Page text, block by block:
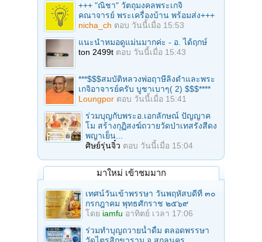
+++ "ณิชา" วัตถุมงคลพระเกจิ
คณาจารย์ พระเครื่องบ้าน พร้อมส่ง+++
nicha_ch ตอบ วันนี้เมื่อ 15:53
แนะนำหมอดูแม่นมากค่ะ - อ. ได้ฤกษ์
ton 2499t ตอบ วันนี้เมื่อ 15:43
***$$$สมบัติหลวงพ่อฤาษีลิงดำและพระ
เกจิอาจารย์ครับ บูชาเบาๆ( 2) $$$****
Loungpor ตอบ วันนี้เมื่อ 15:41
ร่วมบุญกับพระอ.เอกลักษณ์ ปัญญาค
โม สร้างกุฏิสงฆ์ถวายวัดป่าเทสรังสีดง
พญาเย็น...
ศิษย์รุ่นจิ๋ว ตอบ วันนี้เมื่อ 15:04
มาใหม่ เข้าชมมาก
เทศน์วันเข้าพรรษา วันพฤหัสบดีที่ ๓๐
กรกฎาคม พุทธศักราช ๒๕๖๙
โดย iamfu อาทิตย์ เวลา 17:06
ร่วมทําบุญถวายน้ำดื่ม ตลอดพรรษา